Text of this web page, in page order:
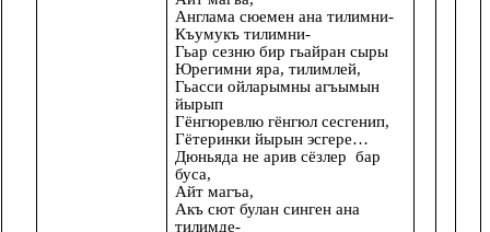
Англама сюемен ана тилимни-
Къумукъ тилимни-
Гьар сезню бир гьайран сыры
Юрегимни яра, тилимлей,
Гьасси ойларымны агъымын
йырып
Гёнгюревлю гёнгюл сесгенип,
Гётеринки йырын эсгере…
Дюньяда не арив сёзлер бар
буса,
Айт магъа,
Акъ сют булан синген ана
тилимде-